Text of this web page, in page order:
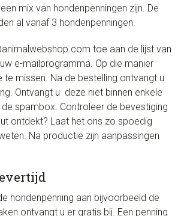
mix van hondenpenningen zijn. De
al vanaf 3 hondenpenningen.
toe aan de lijst van
e-mailprogramma. Op die manier
te missen. Na de bestelling ontvangt u
Ontvangt u deze niet binnen enkele
de spambox. Controleer de bevestiging
ontdekt? Laat het ons zo spoedig
Na productie zijn aanpassingen
hondenpenning aan bijvoorbeeld de
ontvangt u er gratis bij. Een penning